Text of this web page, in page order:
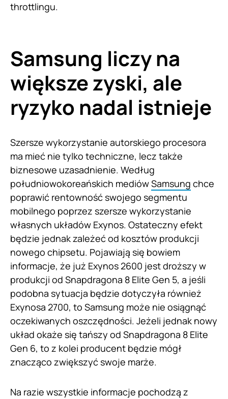
throttlingu.
Samsung liczy na
większe zyski, ale
ryzyko nadal istnieje
Szersze wykorzystanie autorskiego procesora
ma mieć nie tylko techniczne, lecz także
biznesowe uzasadnienie. Według
południowokoreańskich mediówSamsung chce
poprawić rentowność swojego segmentu
mobilnego poprzez szersze wykorzystanie
własnych układów Exynos. Ostateczny efekt
będzie jednak zależeć od kosztów produkcji
nowego chipsetu. Pojawiają się bowiem
informacje, że już Exynos 2600 jest droższy w
produkcji od Snapdragona 8 Elite Gen 5, a jeśli
podobna sytuacja będzie dotyczyła również
Exynosa 2700, to Samsung może nie osiągnąć
oczekiwanych oszczędności. Jeżeli jednak nowy
układ okaże się tańszy od Snapdragona 8 Elite
Gen 6, to z kolei producent będzie mógł
znacząco zwiększyć swoje marże.
Na razie wszystkie informacje pochodzą z